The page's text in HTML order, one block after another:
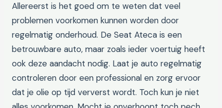
Allereerst is het goed om te weten dat veel
problemen voorkomen kunnen worden door
regelmatig onderhoud. De Seat Ateca is een
betrouwbare auto, maar zoals ieder voertuig heeft
ook deze aandacht nodig. Laat je auto regelmatig
controleren door een professional en zorg ervoor
dat je olie op tijd ververst wordt. Toch kun je niet